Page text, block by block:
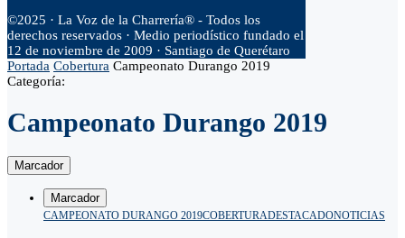
©2025 · La Voz de la Charrería® - Todos los
derechos reservados · Medio periodístico fundado el
12 de noviembre de 2009 · Santiago de Querétaro
Portada Cobertura Campeonato Durango 2019
Categoría:
Campeonato Durango 2019
Marcador
Marcador
CAMPEONATO DURANGO 2019COBERTURADESTACADONOTICIAS